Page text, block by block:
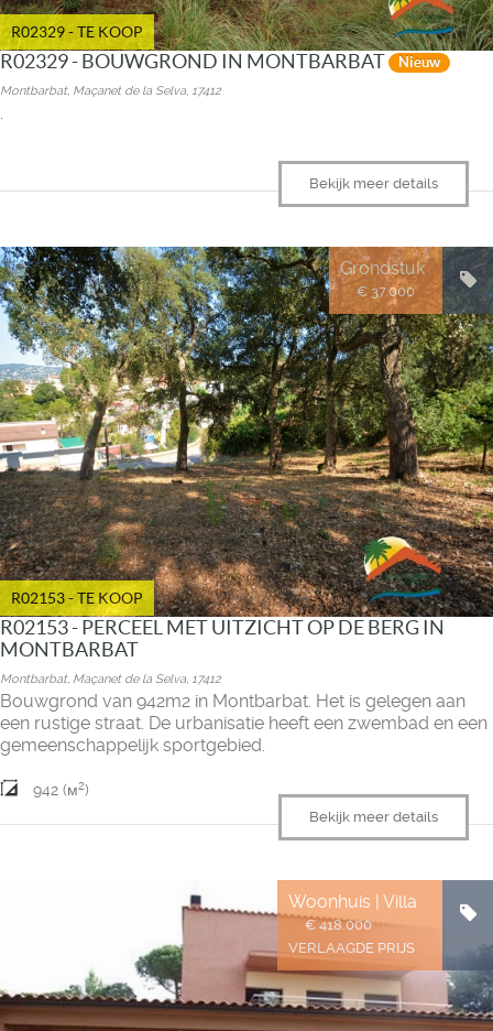
R02329 - TE KOOP
R02329 - BOUWGROND IN MONTBARBAT Nieuw
Montbarbat, Maçanet de la Selva, 17412
.
Bekijk meer details
R02153 - TE KOOP
Grondstuk
€ 37.000
R02153 - PERCEEL MET UITZICHT OP DE BERG IN
MONTBARBAT
Montbarbat, Maçanet de la Selva, 17412
Bouwgrond van 942m2 in Montbarbat. Het is gelegen aan
een rustige straat. De urbanisatie heeft een zwembad en een
gemeenschappelijk sportgebied.
942 (м2)
Bekijk meer details
Woonhuis | Villa
€ 418.000
VERLAAGDE PRIJS